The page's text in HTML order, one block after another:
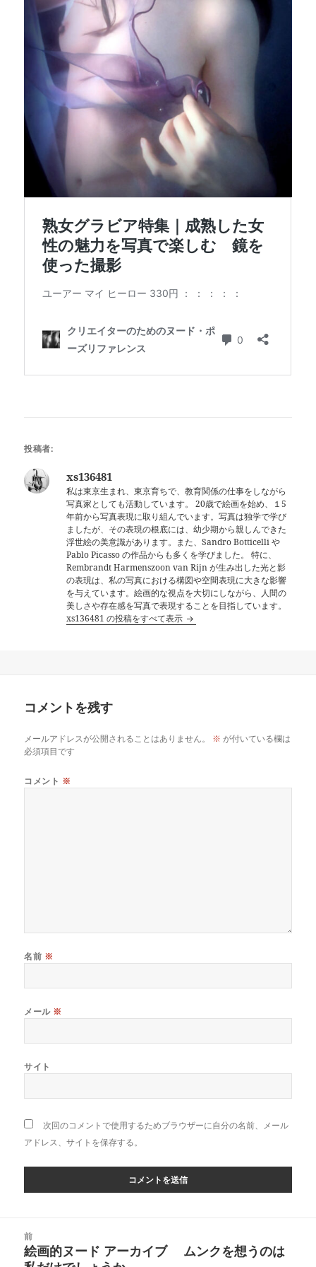
投稿者:
xs136481
私は東京生まれ、東京育ちで、教育関係の仕事をしながら
写真家としても活動しています。 20歳で絵画を始め、１5
年前から写真表現に取り組んでいます。写真は独学で学び
ましたが、その表現の根底には、幼少期から親しんできた
浮世絵の美意識があります。また、Sandro Botticelli や
Pablo Picasso の作品からも多くを学びました。 特に、
Rembrandt Harmenszoon van Rijn が生み出した光と影
の表現は、私の写真における構図や空間表現に大きな影響
を与えています。絵画的な視点を大切にしながら、人間の
美しさや存在感を写真で表現することを目指しています。
xs136481 の投稿をすべて表示
コメントを残す
メールアドレスが公開されることはありません。 ※ が付いている欄は
必須項目です
コメント ※
名前 ※
メール ※
サイト
次回のコメントで使用するためブラウザーに自分の名前、メール
アドレス、サイトを保存する。
前
前
絵画的ヌード アーカイブ ムンクを想うのは